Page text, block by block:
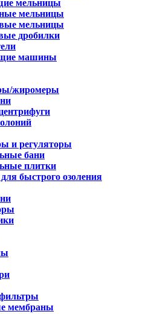
мельницы
мельницы
мельницы
дробилки
машины
жиромеры
и регуляторы
бани
плитки
быстрого озоления
мембраны